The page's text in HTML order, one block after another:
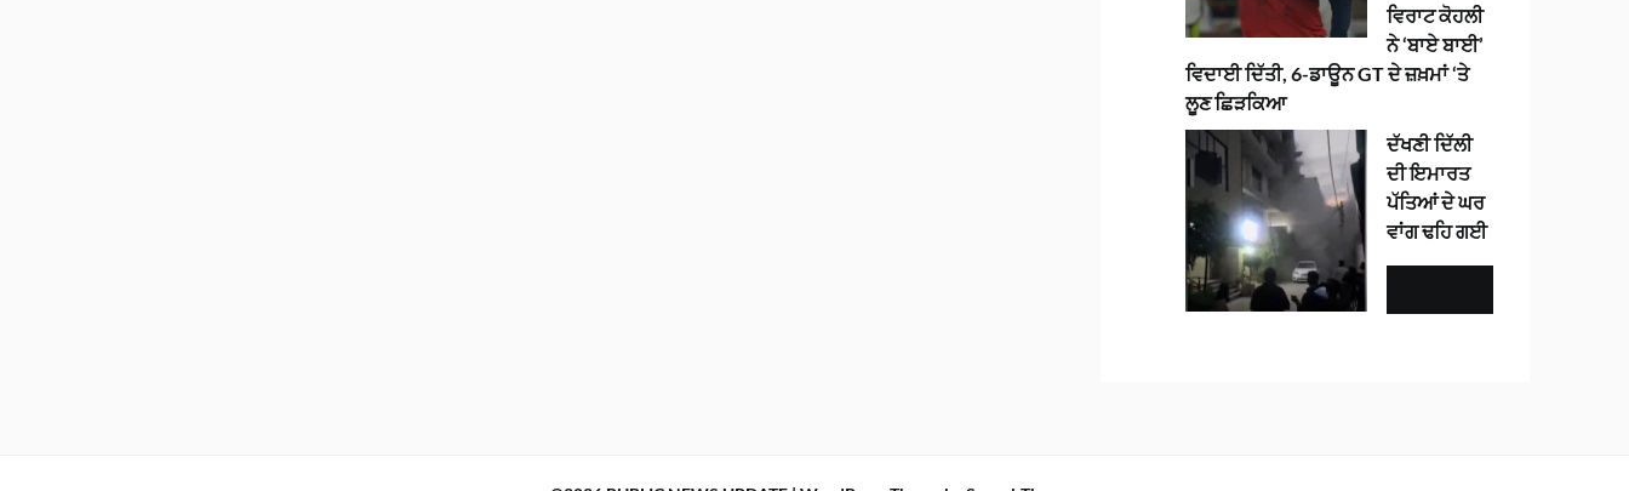
ਵਿਰਾਟ ਕੋਹਲੀ
ਨੇ ‘ਬਾਏ ਬਾਈ’
ਵਿਦਾਈ ਦਿੱਤੀ, 6-ਡਾਊਨ GT ਦੇ ਜ਼ਖ਼ਮਾਂ ‘ਤੇ
ਲੂਣ ਛਿੜਕਿਆ
ਦੱਖਣੀ ਦਿੱਲੀ
ਦੀ ਇਮਾਰਤ
ਪੱਤਿਆਂ ਦੇ ਘਰ
ਵਾਂਗ ਢਹਿ ਗਈ